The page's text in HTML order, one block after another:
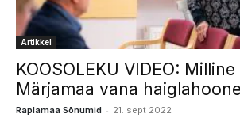
Artikkel
KOOSOLEKU VIDEO: Milline
Märjamaa vana
Raplamaa Sõnumid - 21. sept 2022